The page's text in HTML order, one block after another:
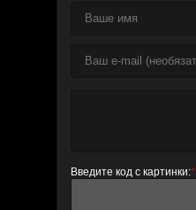
Введите код с картинки:*